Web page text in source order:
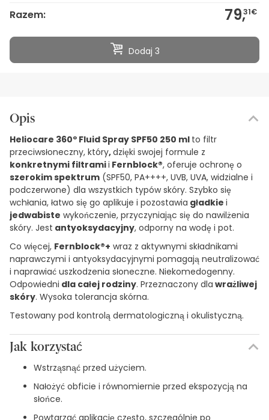
Razem: 79,31€
Dodaj 3
Opis
Heliocare 360º Fluid Spray SPF50 250 ml to filtr
przeciwsłoneczny, który,dzięki swojej formule z
konkretnymi filtramii Fernblock®, oferuje ochronę o
szerokim spektrum (SPF50, PA++++, UVB, UVA, widzialne i
podczerwone) dla wszystkich typów skóry. Szybko się
wchłania, łatwo się go aplikuje i pozostawia gładkie i
jedwabiste wykończenie, przyczyniając się do nawilżenia
skóry. Jest antyoksydacyjny, odporny na wodę i pot.
Co więcej, Fernblock®+ wraz z aktywnymi składnikami
naprawczymi i antyoksydacyjnymi pomagają neutralizować
i naprawiać uszkodzenia słoneczne. Niekomedogenny.
Odpowiedni dla całej rodziny. Przeznaczony dla wrażliwej
skóry. Wysoka tolerancja skórna.
Testowany pod kontrolą dermatologiczną i okulistyczną.
Jak korzystać
Wstrząsnąć przed użyciem.
Nałożyć obficie i równomiernie przed ekspozycją na
słońce.